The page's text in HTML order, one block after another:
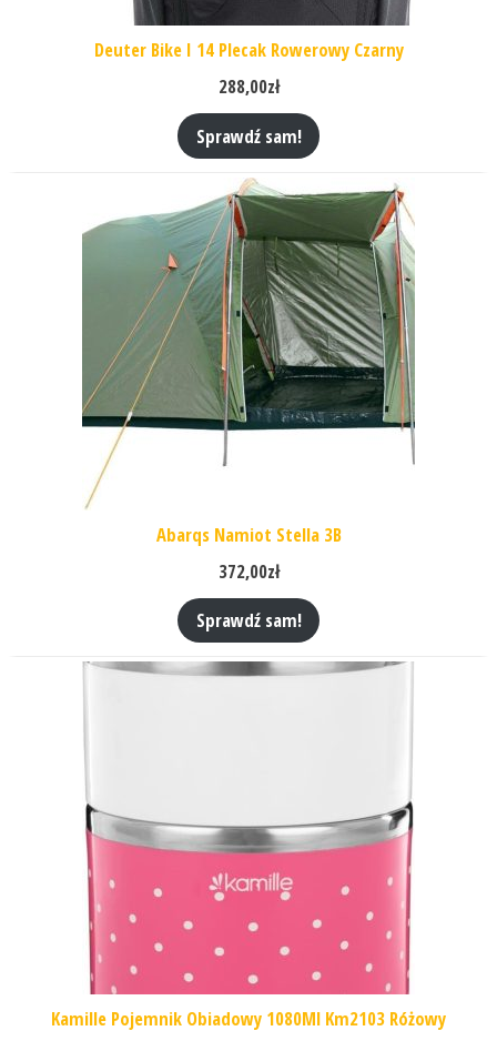
Deuter Bike I 14 Plecak Rowerowy Czarny
288,00zł
Sprawdź sam!
Abarqs Namiot Stella 3B
372,00zł
Sprawdź sam!
Kamille Pojemnik Obiadowy 1080Ml Km2103 Różowy